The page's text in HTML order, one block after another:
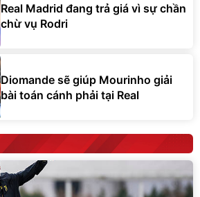
Real Madrid đang trả giá vì sự chần
chừ vụ Rodri
Diomande sẽ giúp Mourinho giải
bài toán cánh phải tại Real